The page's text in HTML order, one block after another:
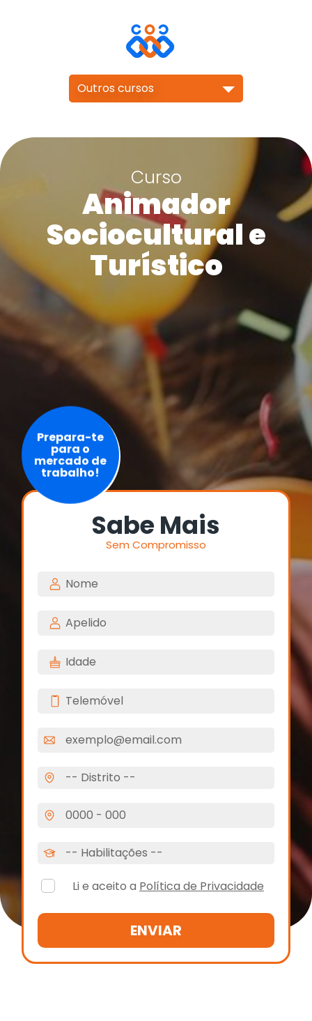
Outros cursos
Curso
Animador
Sociocultural e
Turístico
Prepara-te
para o
mercado de
trabalho!
Sabe Mais
Sem Compromisso
Li e aceito a Política de Privacidade